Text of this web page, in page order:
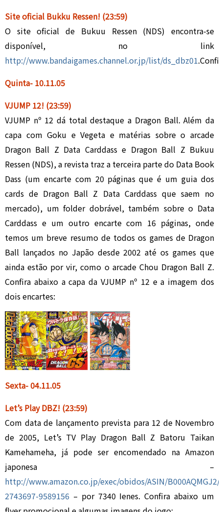
Site oficial Bukku Ressen! (23:59)
O site oficial de Bukuu Ressen (NDS) encontra-se
disponível, no link
http://www.bandaigames.channel.or.jp/list/ds_dbz01
Quinta- 10.11.05
VJUMP 12! (23:59)
VJUMP nº 12 dá total destaque a Dragon Ball. Além da
capa com Goku e Vegeta e matérias sobre o arcade
Dragon Ball Z Data Carddass e Dragon Ball Z Bukuu
Ressen (NDS), a revista traz a terceira parte do Data Book
Dass (um encarte com 20 páginas que é um guia dos
cards de Dragon Ball Z Data Carddass que saem no
mercado), um folder dobrável, também sobre o Data
Carddass e um outro encarte com 16 páginas, onde
temos um breve resumo de todos os games de Dragon
Ball lançados no Japão desde 2002 até os games que
ainda estão por vir, como o arcade Chou Dragon Ball Z.
Confira abaixo a capa da VJUMP nº 12 e a imagem dos
dois encartes:
Sexta- 04.11.05
Let’s Play DBZ! (23:59)
Com data de lançamento prevista para 12 de Novembro
de 2005, Let’s TV Play Dragon Ball Z Batoru Taikan
Kamehameha, já pode ser encomendado na Amazon
japonesa –
http://www.amazon.co.jp/exec/obidos/ASIN/
2743697-9589156 – por 7340 Ienes. Confira abaixo um